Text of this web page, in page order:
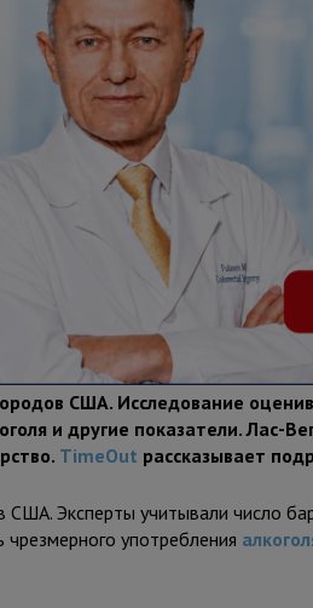
США. Исследование
и другие показатели. Лас-
TimeOut рассказывает
Эксперты учитывали число
употребления